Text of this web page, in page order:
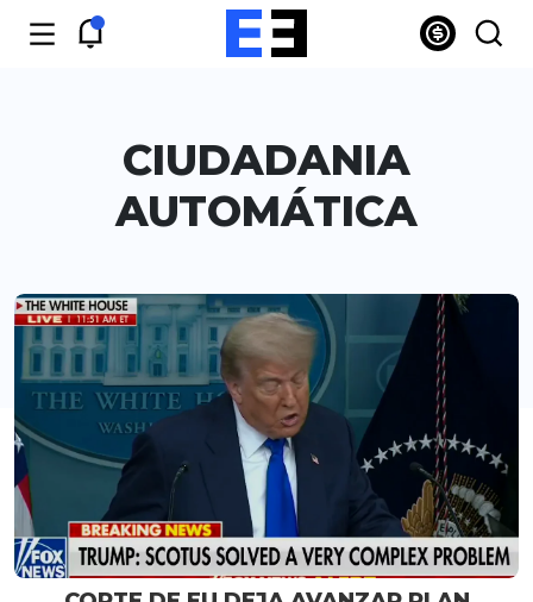
CIUDADANIA
AUTOMÁTICA